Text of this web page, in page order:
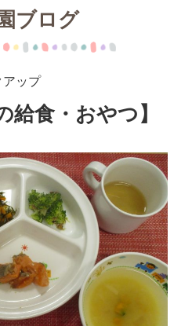
ブログ
アップ
給食・おやつ】